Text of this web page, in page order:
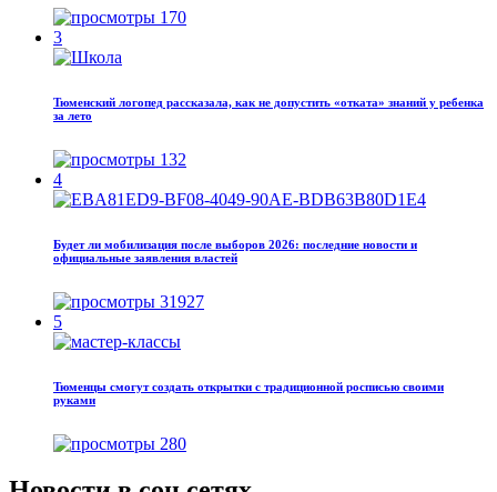
170
3
Тюменский логопед рассказала, как не допустить «отката» знаний у ребенка
за лето
132
4
Будет ли мобилизация после выборов 2026: последние новости и
официальные заявления властей
31927
5
Тюменцы смогут создать открытки с традиционной росписью своими
руками
280